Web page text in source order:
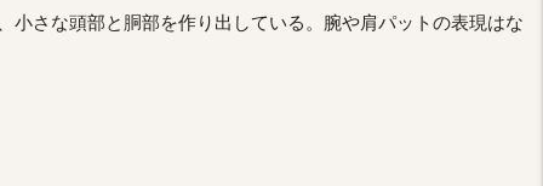
小さな頭部と胴部を作り出している。腕や肩パットの表現はな